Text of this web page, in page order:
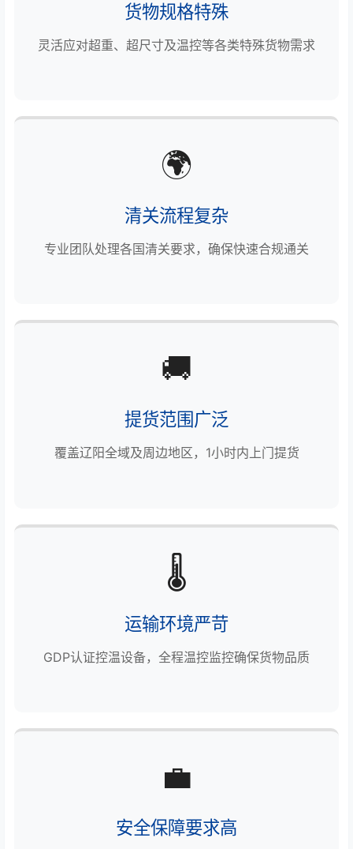
货物规格特殊
灵活应对超重、超尺寸及温控等各类特殊货物需求
🌍
清关流程复杂
专业团队处理各国清关要求，确保快速合规通关
🚚
提货范围广泛
覆盖辽阳全域及周边地区，1小时内上门提货
🌡️
运输环境严苛
GDP认证控温设备，全程温控监控确保货物品质
💼
安全保障要求高